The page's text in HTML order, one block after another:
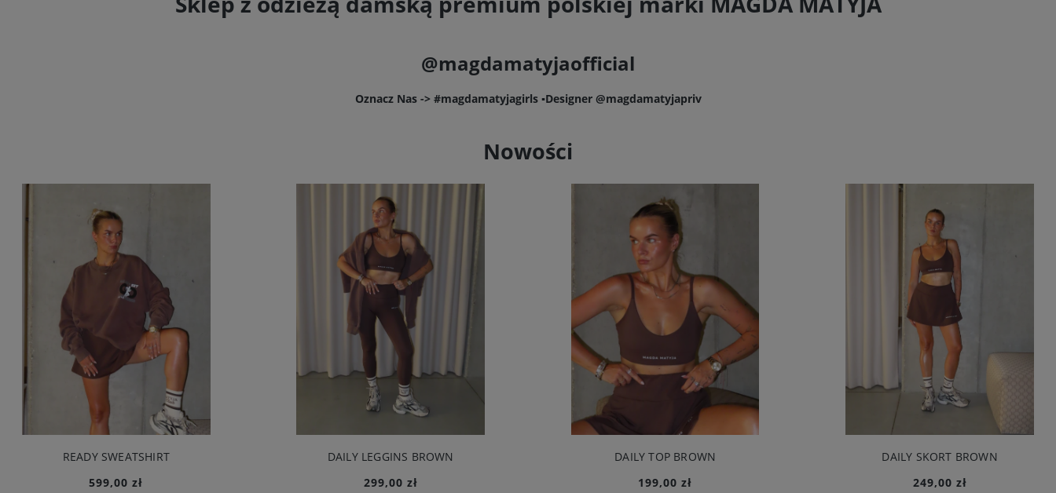
@magdamatyjaofficial
Oznacz Nas -> #magdamatyjagirls ▪️Designer @magdamatyjapriv
Nowości
READY SWEATSHIRT
599,00 zł
DAILY LEGGINS BROWN
299,00 zł
DAILY TOP BROWN
199,00 zł
DAILY SKORT BROWN
249,00 zł